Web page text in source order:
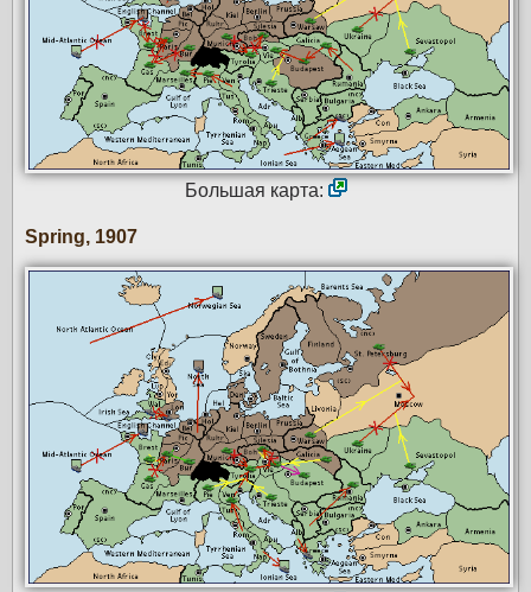
Большая карта:
Spring, 1907